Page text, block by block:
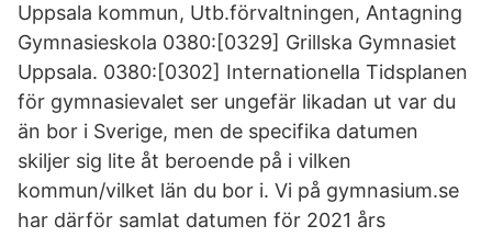
Uppsala kommun, Utb.förvaltningen, Antagning
Gymnasieskola 0380:[0329] Grillska Gymnasiet
Uppsala. 0380:[0302] Internationella Tidsplanen
för gymnasievalet ser ungefär likadan ut var du
än bor i Sverige, men de specifika datumen
skiljer sig lite åt beroende på i vilken
kommun/vilket län du bor i. Vi på gymnasium.se
har därför samlat datumen för 2021 års